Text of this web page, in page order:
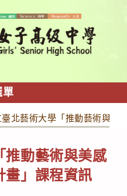
單
臺北藝術大學「推動藝術與美
推動藝術與美感
畫」課程資訊